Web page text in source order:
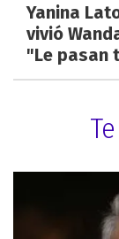
Yanina
vivió
"Le pasan